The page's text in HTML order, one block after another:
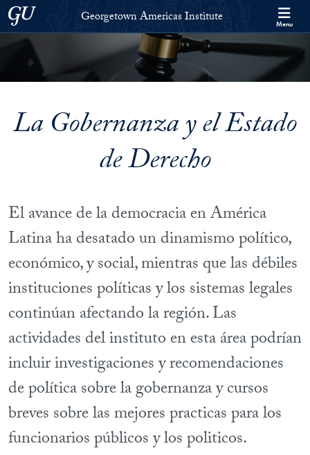
Skip to Georgetown Americas Institute Full Site Menu
Skip to main content
Georgetown UniversityGeorgetown Americas Institute Menu
La Gobernanza y el Estado
de Derecho
El avance de la democracia en América
Latina ha desatado un dinamismo político,
económico, y social, mientras que las débiles
instituciones políticas y los sistemas legales
continúan afectando la región. Las
actividades del instituto en esta área podrían
incluir investigaciones y recomendaciones
de política sobre la gobernanza y cursos
breves sobre las mejores practicas para los
funcionarios públicos y los politicos.